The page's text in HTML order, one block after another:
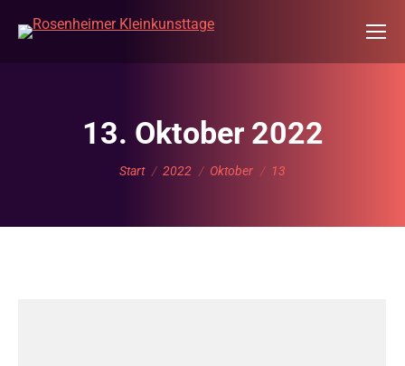
13. Oktober 2022
Sie befinden sich hier:
Start 2022 Oktober 13